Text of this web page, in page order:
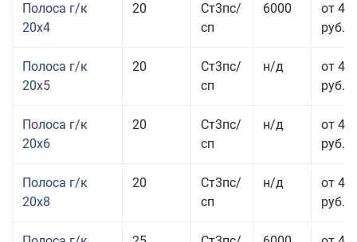
Полоса г/к
20x4
20
Ст3пс/
сп
6000
от 44
руб.
Полоса г/к
20x5
20
Ст3пс/
сп
н/д
от 43
руб.
Полоса г/к
20x6
20
Ст3пс/
сп
н/д
от 45
руб.
Полоса г/к
20x8
20
Ст3пс/
сп
н/д
от 45
руб.